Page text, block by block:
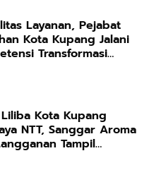
Layanan, Pejabat
Kota Kupang Jalani
Transformasi
Kota Kupang
NTT, Sanggar Aroma
Tampil